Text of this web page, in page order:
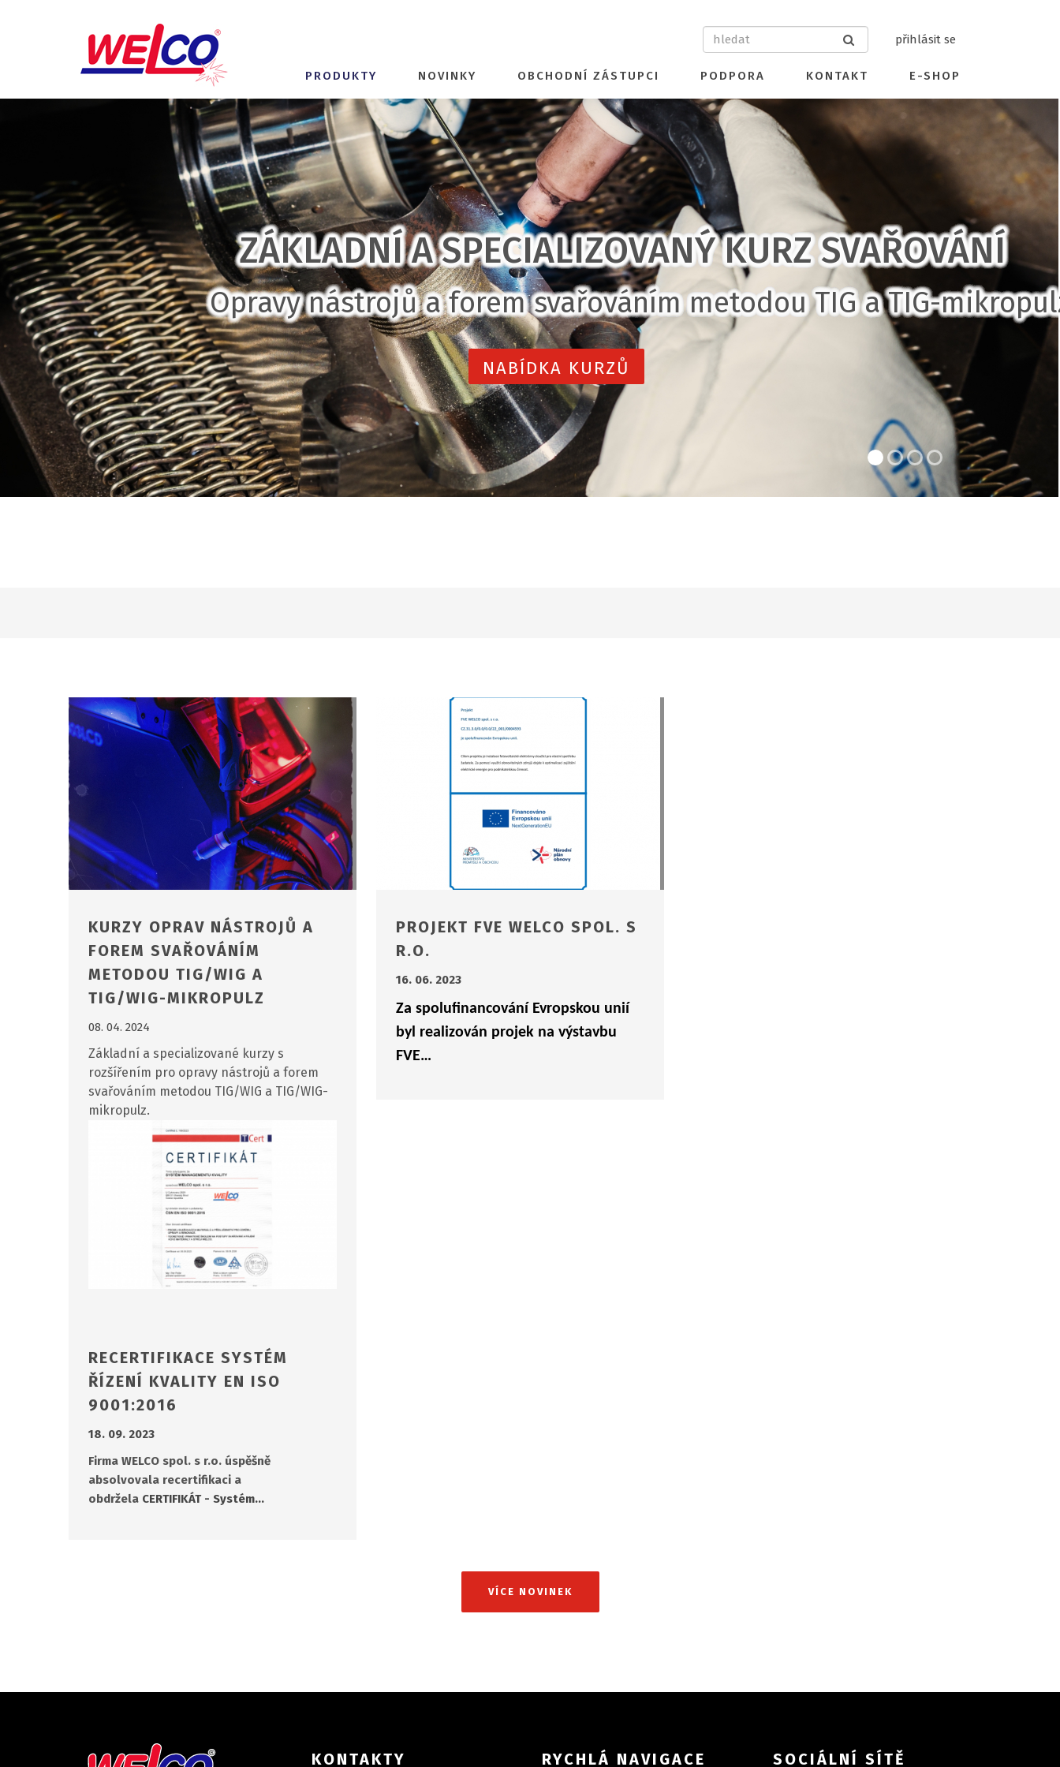
přihlásit se
PRODUKTY NOVINKY OBCHODNÍ ZÁSTUPCI PODPORA KONTAKT E-SHOP
ZÁKLADNÍ A SPECIALIZOVANÝ KURZ SVAŘOVÁNÍ
Opravy nástrojů a forem svařováním metodou TIG a TIG-
NABÍDKA KURZŮ
KURZY OPRAV NÁSTROJŮ A
FOREM SVAŘOVÁNÍM
METODOU TIG/WIG A
TIG/WIG-MIKROPULZ
08. 04. 2024
Základní a specializované kurzy s
rozšířením pro opravy nástrojů a forem
svařováním metodou TIG/WIG a TIG/WIG-
mikropulz.
RECERTIFIKACE SYSTÉM
ŘÍZENÍ KVALITY EN ISO
9001:2016
18. 09. 2023
Firma WELCO spol. s r.o. úspěšně
absolvovala recertifikaci a
obdržela CERTIFIKÁT - Systém…
PROJEKT FVE WELCO SPOL. S
R.O.
16. 06. 2023
Za spolufinancování Evropskou unií
byl realizován projek na výstavbu
FVE…
VÍCE NOVINEK
KONTAKTY RYCHLÁ NAVIGACE SOCIÁLNÍ SÍTĚ